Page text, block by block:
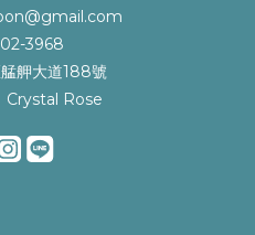
3968
舺大道188號
Rose